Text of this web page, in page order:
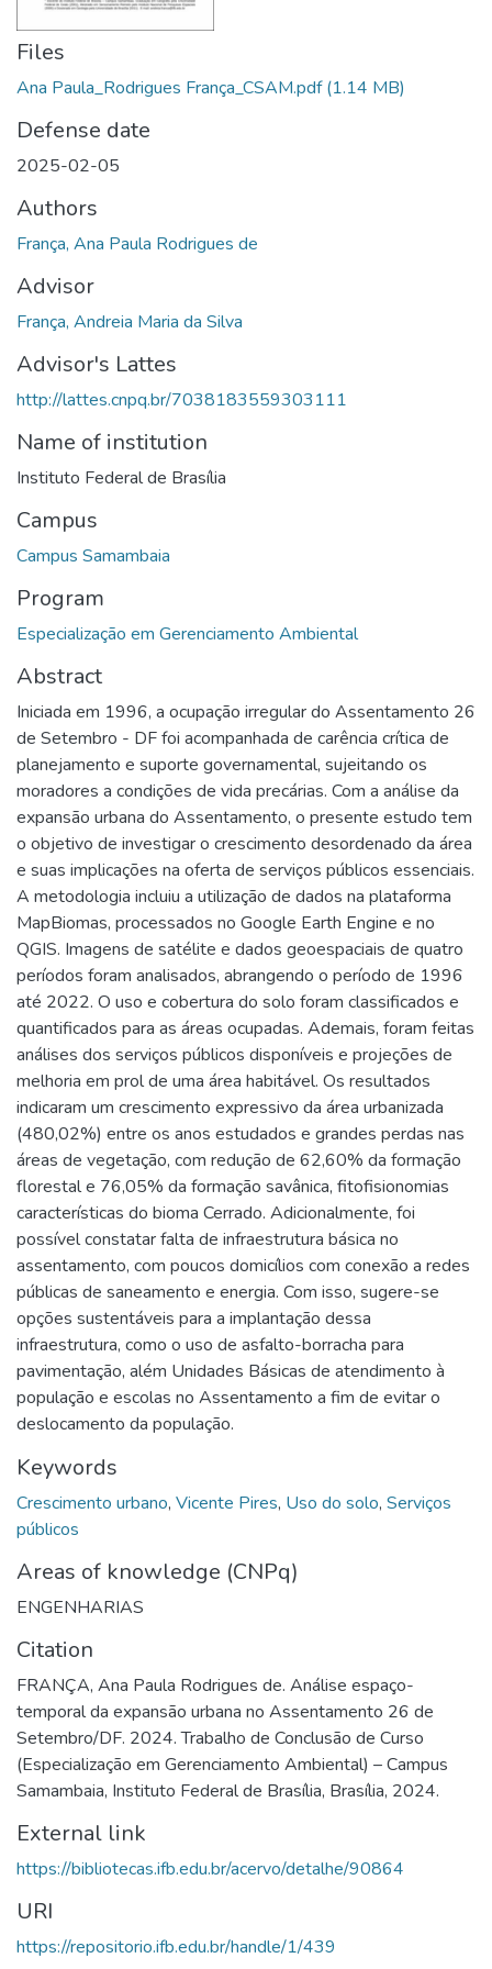
Files
Ana Paula_Rodrigues França_CSAM.pdf(1.14 MB)
Defense date
2025-02-05
Authors
França, Ana Paula Rodrigues de
Advisor
França, Andreia Maria da Silva
Advisor's Lattes
http://lattes.cnpq.br/7038183559303111
Name of institution
Instituto Federal de Brasília
Campus
Campus Samambaia
Program
Especialização em Gerenciamento Ambiental
Abstract
Iniciada em 1996, a ocupação irregular do Assentamento 26
de Setembro - DF foi acompanhada de carência crítica de
planejamento e suporte governamental, sujeitando os
moradores a condições de vida precárias. Com a análise da
expansão urbana do Assentamento, o presente estudo tem
o objetivo de investigar o crescimento desordenado da área
e suas implicações na oferta de serviços públicos essenciais.
A metodologia incluiu a utilização de dados na plataforma
MapBiomas, processados no Google Earth Engine e no
QGIS. Imagens de satélite e dados geoespaciais de quatro
períodos foram analisados, abrangendo o período de 1996
até 2022. O uso e cobertura do solo foram classificados e
quantificados para as áreas ocupadas. Ademais, foram feitas
análises dos serviços públicos disponíveis e projeções de
melhoria em prol de uma área habitável. Os resultados
indicaram um crescimento expressivo da área urbanizada
(480,02%) entre os anos estudados e grandes perdas nas
áreas de vegetação, com redução de 62,60% da formação
florestal e 76,05% da formação savânica, fitofisionomias
características do bioma Cerrado. Adicionalmente, foi
possível constatar falta de infraestrutura básica no
assentamento, com poucos domicílios com conexão a redes
públicas de saneamento e energia. Com isso, sugere-se
opções sustentáveis para a implantação dessa
infraestrutura, como o uso de asfalto-borracha para
pavimentação, além Unidades Básicas de atendimento à
população e escolas no Assentamento a fim de evitar o
deslocamento da população.
Keywords
Crescimento urbano, Vicente Pires, Uso do solo, Serviços
públicos
Areas of knowledge (CNPq)
ENGENHARIAS
Citation
FRANÇA, Ana Paula Rodrigues de. Análise espaço-
temporal da expansão urbana no Assentamento 26 de
Setembro/DF. 2024. Trabalho de Conclusão de Curso
(Especialização em Gerenciamento Ambiental) – Campus
Samambaia, Instituto Federal de Brasília, Brasília, 2024.
External link
https://bibliotecas.ifb.edu.br/acervo/detalhe/90864
URI
https://repositorio.ifb.edu.br/handle/1/439